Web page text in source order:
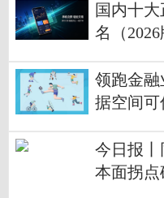
国内十
名（2026
领跑金融
据空间可
今日报
本面拐点